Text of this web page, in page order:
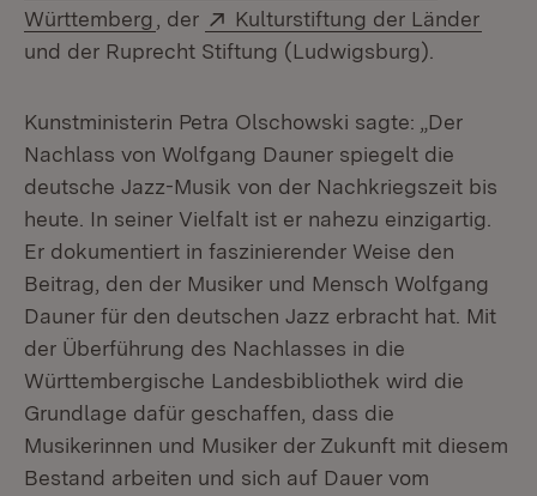
Württemberg (Öffnet in neuem Fenster)
, der Extern:
Kulturstiftung der Länder
und der Ruprecht Stiftung (Ludwigsburg).
Kunstministerin Petra Olschowski sagte: „Der
Nachlass von Wolfgang Dauner spiegelt die
deutsche Jazz-Musik von der Nachkriegszeit bis
heute. In seiner Vielfalt ist er nahezu einzigartig.
Er dokumentiert in faszinierender Weise den
Beitrag, den der Musiker und Mensch Wolfgang
Dauner für den deutschen Jazz erbracht hat. Mit
der Überführung des Nachlasses in die
Württembergische Landesbibliothek wird die
Grundlage dafür geschaffen, dass die
Musikerinnen und Musiker der Zukunft mit diesem
Bestand arbeiten und sich auf Dauer vom